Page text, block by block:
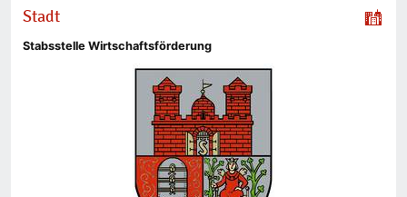
Stadt
Stabsstelle Wirtschaftsförderung